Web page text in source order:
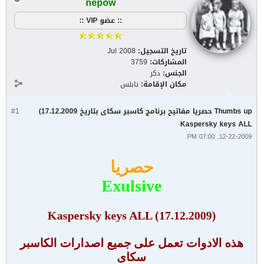
:: عضو VIP ::
تاريخ التسجيل: Jul 2008
المشاركات: 3759
الجنس: ذكر
مكان الإقامة: نابلس
#1
Thumbs up حصريا مفاتيح برنامج كاسبر سكاى بتاريخ 17.12.2009)
Kaspersky keys ALL
12-22-2009, 07:00 PM
حصريا
Exulsive
Kaspersky keys ALL (17.12.2009)
هذه الادوات تعمل على جميع اصدارات الكاسبر
سكاى